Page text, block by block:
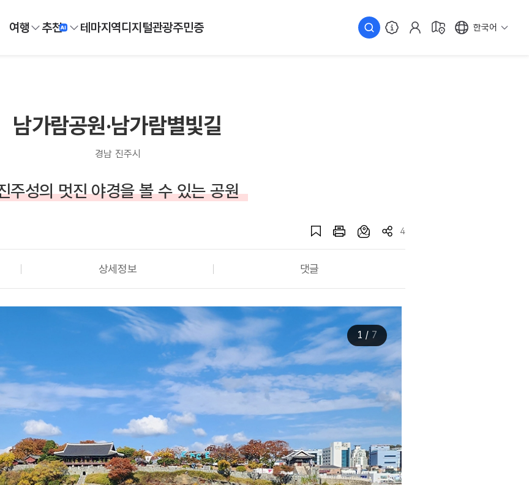
여행 추천 테마지역디지털관광주민증 한국어
남가람공원·남가람별빛길
경남 진주시
주성의 멋진 야경을 볼 수 있는 공원
4
상세정보 댓글
1 / 7